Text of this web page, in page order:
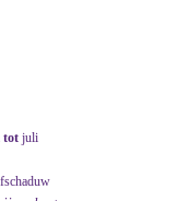
tot juli